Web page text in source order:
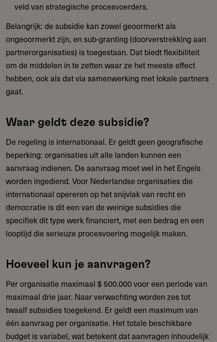
veld van strategische procesvoerders.
Belangrijk: de subsidie kan zowel geoormerkt als
ongeoormerkt zijn, en sub-granting (doorverstrekking aan
partnerorganisaties) is toegestaan. Dat biedt flexibiliteit
om de middelen in te zetten waar ze het meeste effect
hebben, ook als dat via samenwerking met lokale partners
gaat.
Waar geldt deze subsidie?
De regeling is internationaal. Er geldt geen geografische
beperking: organisaties uit alle landen kunnen een
aanvraag indienen. De aanvraag moet wel in het Engels
worden ingediend. Voor Nederlandse organisaties die
internationaal opereren op het snijvlak van recht en
democratie is dit een van de weinige subsidies die
specifiek dit type werk financiert, met een bedrag en een
looptijd die serieuze procesvoering mogelijk maken.
Hoeveel kun je aanvragen?
Per organisatie maximaal $ 500.000 voor een periode van
maximaal drie jaar. Naar verwachting worden zes tot
twaalf subsidies toegekend. Er geldt een maximum van
één aanvraag per organisatie. Het totale beschikbare
budget is variabel, wat betekent dat aanvragen inhoudelijk